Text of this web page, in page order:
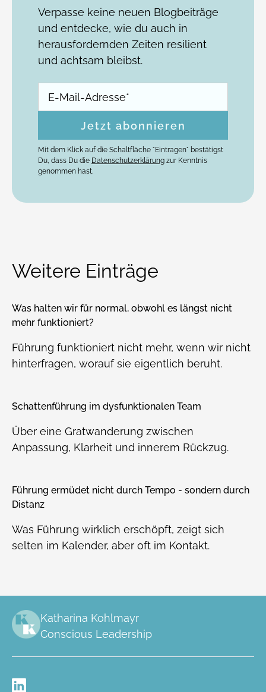
Verpasse keine neuen Blogbeiträge
und entdecke, wie du auch in
herausfordernden Zeiten resilient
und achtsam bleibst.
Mit dem Klick auf die Schaltfläche "Eintragen" bestätigst
Du, dass Du die Datenschutzerklärung zur Kenntnis
genommen hast.
Weitere Einträge
Was halten wir für normal, obwohl es längst nicht
mehr funktioniert?
Führung funktioniert nicht mehr, wenn wir nicht
hinterfragen, worauf sie eigentlich beruht.
Schattenführung im dysfunktionalen Team
Über eine Gratwanderung zwischen
Anpassung, Klarheit und innerem Rückzug.
Führung ermüdet nicht durch Tempo - sondern durch
Distanz
Was Führung wirklich erschöpft, zeigt sich
selten im Kalender, aber oft im Kontakt.
Katharina Kohlmayr
Conscious Leadership